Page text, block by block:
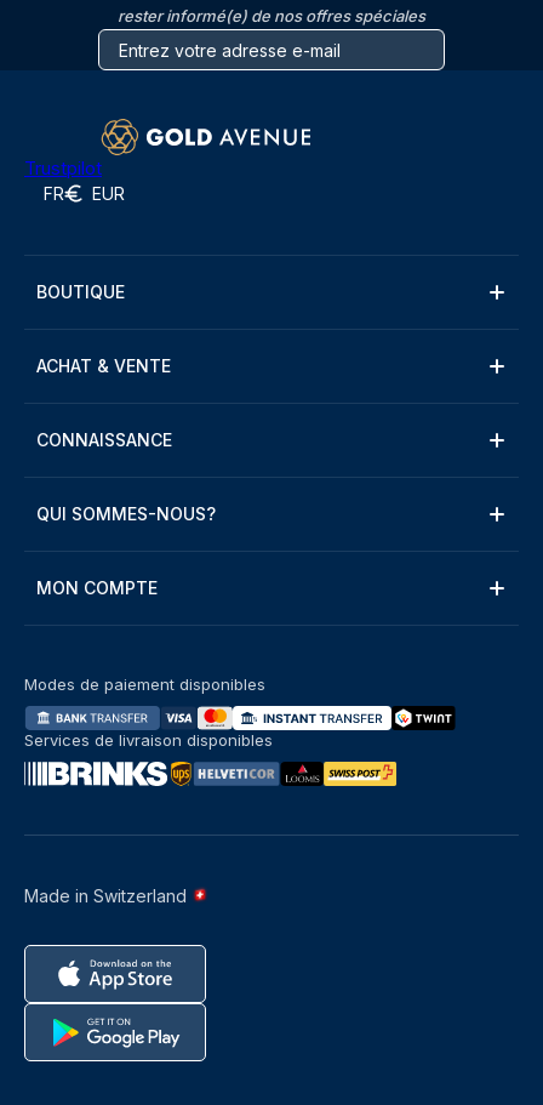
rester informé(e) de nos offres spéciales
Trustpilot
FR EUR
BOUTIQUE
ACHAT & VENTE
CONNAISSANCE
QUI SOMMES-NOUS?
MON COMPTE
Made in Switzerland
Modes de paiement disponibles
Services de livraison disponibles